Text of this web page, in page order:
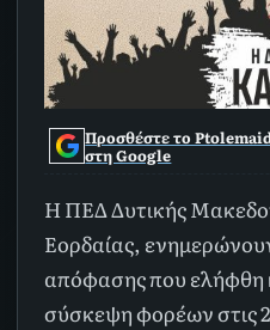
Προσθέστε το
στη Google
Η ΠΕΔ Δυτικής
Εορδαίας,
απόφασης που ελήφθη
σύσκεψη φορέων στις